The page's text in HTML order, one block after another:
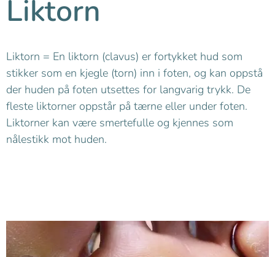
Liktorn
Liktorn = En liktorn (clavus) er fortykket hud som
stikker som en kjegle (torn) inn i foten, og kan oppstå
der huden på foten utsettes for langvarig trykk. De
fleste liktorner oppstår på tærne eller under foten.
Liktorner kan være smertefulle og kjennes som
nålestikk mot huden.